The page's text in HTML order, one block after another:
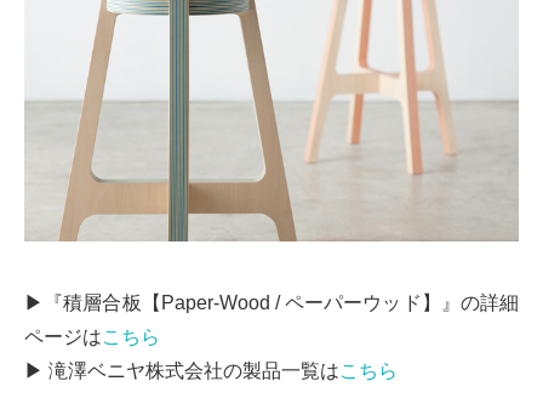
▶『積層合板【Paper-Wood / ペーパーウッド】』の詳細
ページはこちら
▶ 滝澤ベニヤ株式会社の製品一覧はこちら